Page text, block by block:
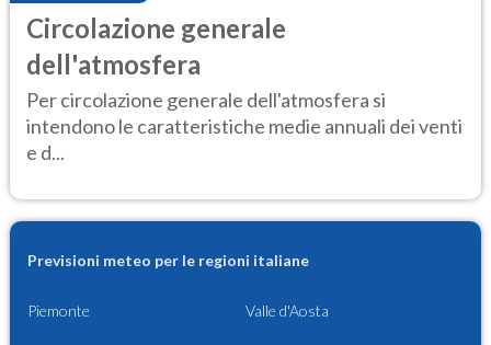
Circolazione generale
dell'atmosfera
Per circolazione generale dell'atmosfera si
intendono le caratteristiche medie annuali dei venti
e d...
Previsioni meteo per le regioni italiane
Piemonte Valle d'Aosta